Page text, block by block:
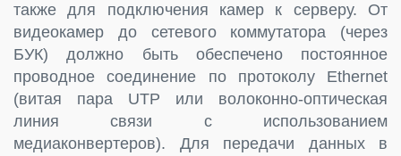
также для подключения камер к серверу. От
видеокамер до сетевого коммутатора (через
БУК) должно быть обеспечено постоянное
проводное соединение по протоколу Ethernet
(витая пара UTP или волоконно-оптическая
линия связи с использованием
медиаконвертеров). Для передачи данных в